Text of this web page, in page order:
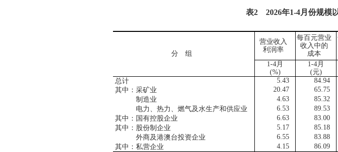
表2 2026年1-4月份规模
分 组
营业收入
利润率
每百元营业
收入中的
成本
1-4月
1-4月
(%)
(元)
总计
5.43 84.94
其中：采矿业
20.47 65.75
制造业
4.63 85.32
电力、热力、燃气及水生产和供应业
6.53 89.53
其中：国有控股企业
6.63 83.00
其中：股份制企业
5.17 85.18
外商及港澳台投资企业
6.55 83.88
其中：私营企业
4.15 86.09